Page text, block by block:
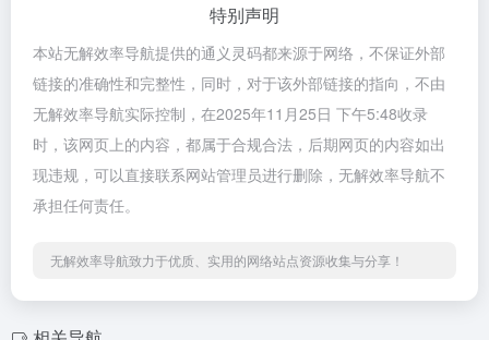
特别声明
本站无解效率导航提供的通义灵码都来源于网络，不保证外部
链接的准确性和完整性，同时，对于该外部链接的指向，不由
无解效率导航实际控制，在2025年11月25日 下午5:48收录
时，该网页上的内容，都属于合规合法，后期网页的内容如出
现违规，可以直接联系网站管理员进行删除，无解效率导航不
承担任何责任。
无解效率导航致力于优质、实用的网络站点资源收集与分享！